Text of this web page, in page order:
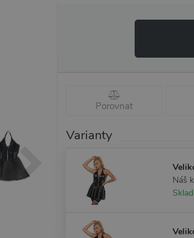
Porovnat
Varianty
Náš